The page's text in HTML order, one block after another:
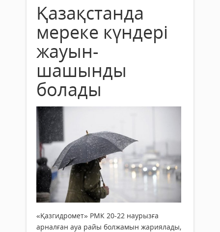
Қазақстанда
мереке күндері
жауын-
шашынды
болады
«Қазгидромет» РМК 20-22 наурызға
арналған ауа райы болжамын жариялады,